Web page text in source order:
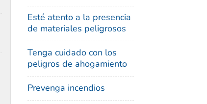
Esté atento a la presencia
de materiales peligrosos
Tenga cuidado con los
peligros de ahogamiento
Prevenga incendios